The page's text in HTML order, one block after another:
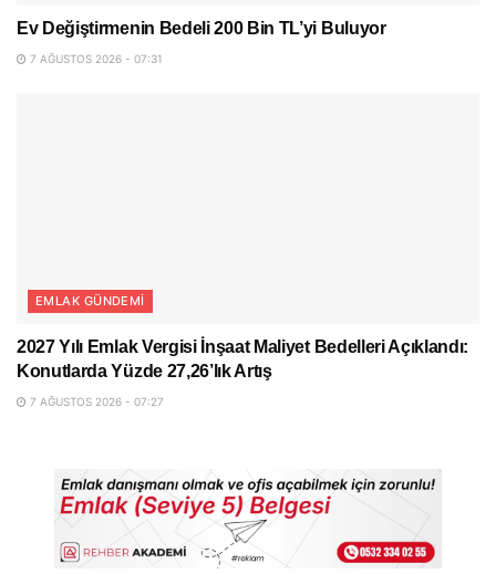
Ev Değiştirmenin Bedeli 200 Bin TL’yi Buluyor
7 AĞUSTOS 2026 - 07:31
EMLAK GÜNDEMI
2027 Yılı Emlak Vergisi İnşaat Maliyet Bedelleri Açıklandı:
Konutlarda Yüzde 27,26’lık Artış
7 AĞUSTOS 2026 - 07:27